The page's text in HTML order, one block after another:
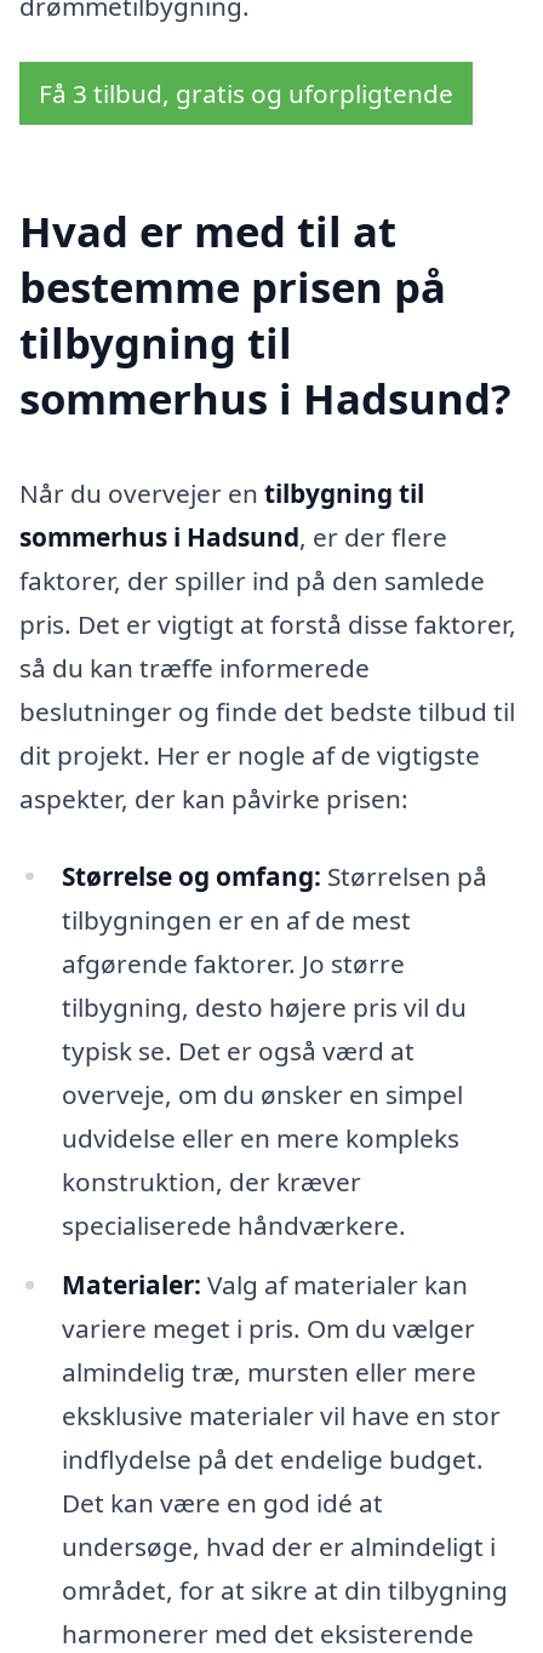
Få 3 tilbud, gratis og uforpligtende
Hvad er med til at
bestemme prisen på
tilbygning til
sommerhus i Hadsund?
Når du overvejer en tilbygning til
sommerhus i Hadsund, er der flere
faktorer, der spiller ind på den samlede
pris. Det er vigtigt at forstå disse faktorer,
så du kan træffe informerede
beslutninger og finde det bedste tilbud til
dit projekt. Her er nogle af de vigtigste
aspekter, der kan påvirke prisen:
Størrelse og omfang: Størrelsen på
tilbygningen er en af de mest
afgørende faktorer. Jo større
tilbygning, desto højere pris vil du
typisk se. Det er også værd at
overveje, om du ønsker en simpel
udvidelse eller en mere kompleks
konstruktion, der kræver
specialiserede håndværkere.
Materialer: Valg af materialer kan
variere meget i pris. Om du vælger
almindelig træ, mursten eller mere
eksklusive materialer vil have en stor
indflydelse på det endelige budget.
Det kan være en god idé at
undersøge, hvad der er almindeligt i
området, for at sikre at din tilbygning
harmonerer med det eksisterende